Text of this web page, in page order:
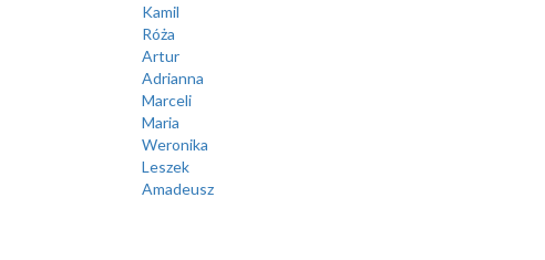
Kamil
Róża
Artur
Adrianna
Marceli
Maria
Weronika
Leszek
Amadeusz